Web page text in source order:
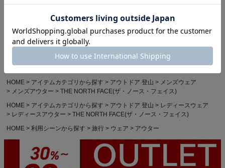
ブランドから探す ザ・ノース・フェイス アウター
アイテムカテゴリから探す
メンズカジュアルウェア
アウター(ダウン･中綿)
THE NORTH FACE(ザ・ノース・フェイス)
アイテムカテゴリから探す
レディースカジュアルウェア
HOME
アイテムカテゴリから探す アウトドア 登山
メンズウェア
メンズアウター
THE NORTH FACE(ザ・ノース・フェイス)
HOME
アイテムカテゴリから探す アウトドア 登山
レディースウェア
レディースアウター
THE NORTH FACE(ザ・ノース・フェイス)
HOME
利用シーンから探す 旅行 ウェア アウター